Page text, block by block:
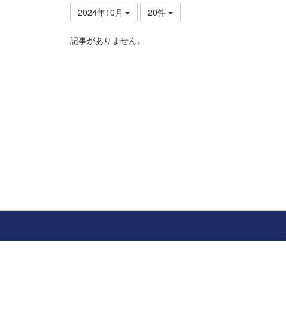
2024年10月 20件
記事がありません。